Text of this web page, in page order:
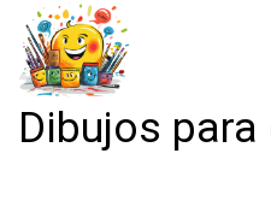
Dibujos